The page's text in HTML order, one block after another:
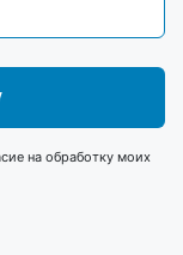
на обработку моих